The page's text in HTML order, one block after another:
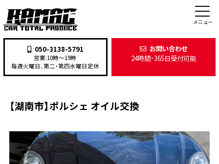
メニュー
050-3138-5791
営業:10時〜19時
毎週火曜日、第二・第四水曜日定休
お問い合わせ
24時間・365日受付可能
TOP 施工事例>整備・修理> 【湖南市】ポルシェ オイル交換
【湖南市】ポルシェ オイル交換